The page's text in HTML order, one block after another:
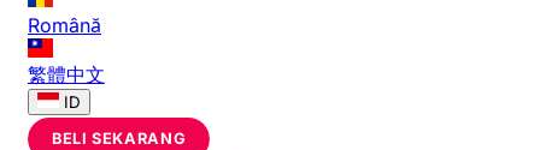
Română
繁體中文
ID
BELI SEKARANG